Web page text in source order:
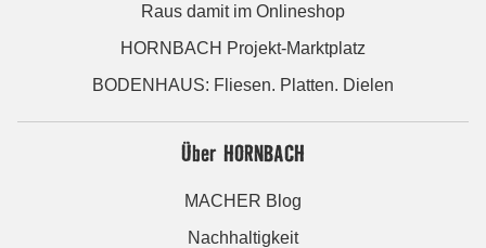
Raus damit im Onlineshop
HORNBACH Projekt-Marktplatz
BODENHAUS: Fliesen. Platten. Dielen
Über HORNBACH
MACHER Blog
Nachhaltigkeit